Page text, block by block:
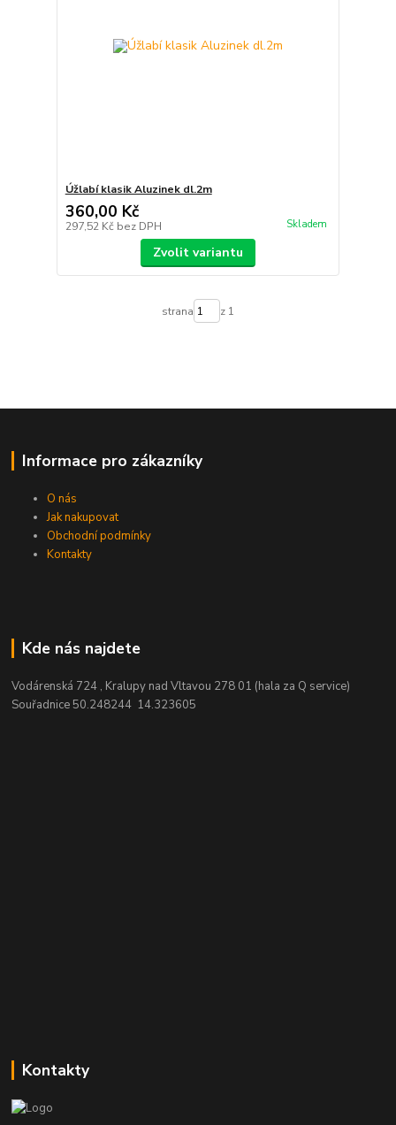
Úžlabí klasik Aluzinek dl.2m
360,00 Kč
297,52 Kč bez DPH Skladem
Zvolit variantu
strana z 1
Informace pro zákazníky
O nás
Jak nakupovat
Obchodní podmínky
Kontakty
Kde nás najdete
Vodárenská 724 , Kralupy nad Vltavou 278 01 (hala za Q service)
Souřadnice 50.248244 14.323605
Kontakty